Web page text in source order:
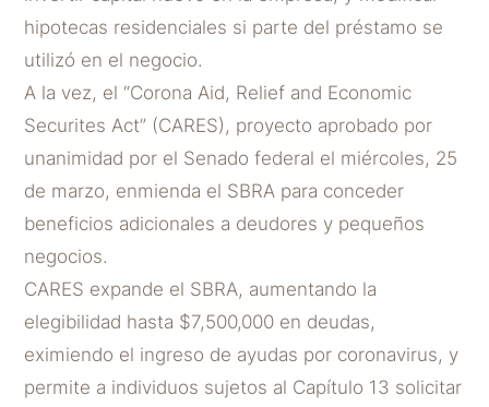
hipotecas residenciales si parte del préstamo se
utilizó en el negocio.
A la vez, el “Corona Aid, Relief and Economic
Securites Act” (CARES), proyecto aprobado por
unanimidad por el Senado federal el miércoles, 25
de marzo, enmienda el SBRA para conceder
beneficios adicionales a deudores y pequeños
negocios.
CARES expande el SBRA, aumentando la
elegibilidad hasta $7,500,000 en deudas,
eximiendo el ingreso de ayudas por coronavirus, y
permite a individuos sujetos al Capítulo 13 solicitar